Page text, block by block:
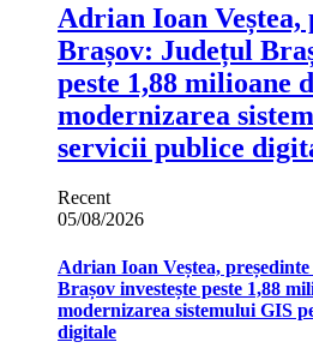
Adrian Ioan Veștea,
Brașov: Județul
peste 1,88 milioane
modernizarea
servicii publice
Recent
05/08/2026
Adrian Ioan Veștea,
Brașov investește peste 1,88
modernizarea sistemului GIS
digitale